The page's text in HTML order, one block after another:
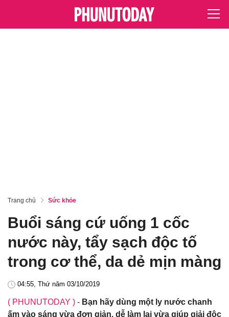
Trang chủ Sức khỏe
Buổi sáng cứ uống 1 cốc
nước này, tẩy sạch độc tố
trong cơ thể, da dẻ mịn màng
04:55, Thứ năm 03/10/2019
( PHUNUTODAY ) - Bạn hãy dùng một ly nước chanh
ấm vào sáng vừa đơn giản, dễ làm lại vừa giúp giải độc